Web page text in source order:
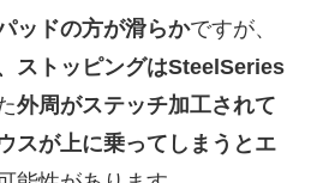
ッドの方が滑らかですが、
ストッピングはSteelSeries
外周がステッチ加工されて
スが上に乗ってしまうとエ